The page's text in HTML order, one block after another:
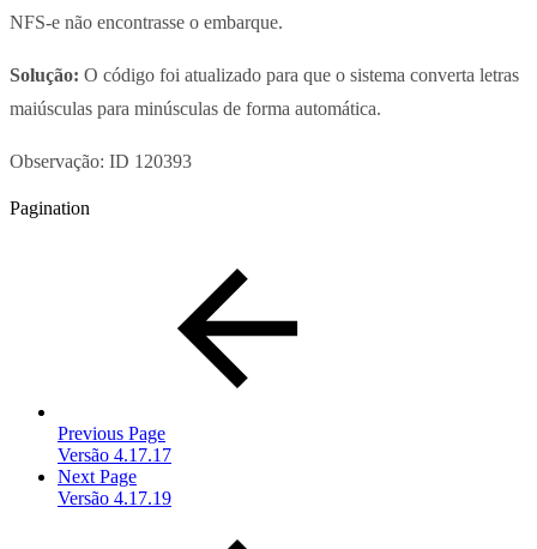
NFS-e não encontrasse o embarque.
Solução: O código foi atualizado para que o sistema converta letras
maiúsculas para minúsculas de forma automática.
Observação: ID 120393
Pagination
Previous Page
Versão 4.17.17
Next Page
Versão 4.17.19